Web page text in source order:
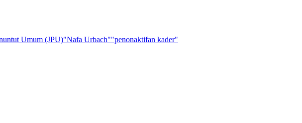
Umum (JPU)"Nafa Urbach""penonaktifan kader"